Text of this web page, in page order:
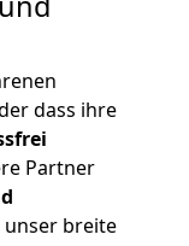
dass ihre
Partner
unser breite